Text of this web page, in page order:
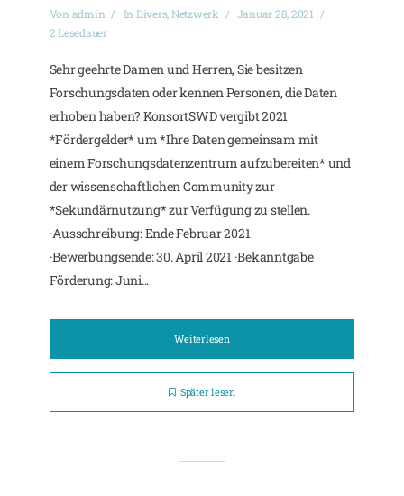
Von admin In Divers,Netzwerk
Januar 28, 2021
2 Lesedauer
Sehr geehrte Damen und Herren, Sie besitzen
Forschungsdaten oder kennen Personen, die Daten
erhoben haben? KonsortSWD vergibt 2021
*Fördergelder* um *Ihre Daten gemeinsam mit
einem Forschungsdatenzentrum aufzubereiten* und
der wissenschaftlichen Community zur
*Sekundärnutzung* zur Verfügung zu stellen.
·Ausschreibung: Ende Februar 2021
·Bewerbungsende: 30. April 2021 ·Bekanntgabe
Förderung: Juni...
Weiterlesen
Später lesen